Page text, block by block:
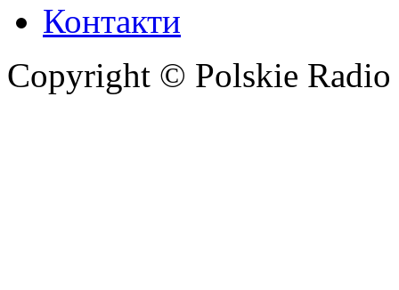
Контакти
Copyright © Polskie